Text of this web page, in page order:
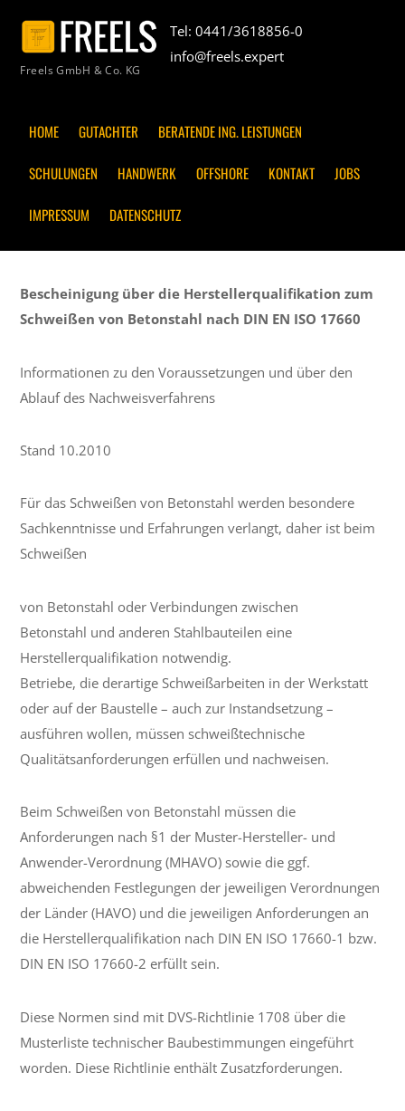
Freels GmbH & Co. KG
Tel: 0441/3618856-0
info@freels.expert
HOME GUTACHTER BERATENDE ING. LEISTUNGEN
SCHULUNGEN HANDWERK OFFSHORE KONTAKT JOBS
IMPRESSUM DATENSCHUTZ
Bescheinigung über die Herstellerqualifikation zum
Schweißen von Betonstahl nach DIN EN ISO 17660
Informationen zu den Voraussetzungen und über den
Ablauf des Nachweisverfahrens
Stand 10.2010
Für das Schweißen von Betonstahl werden besondere
Sachkenntnisse und Erfahrungen verlangt, daher ist beim
Schweißen
von Betonstahl oder Verbindungen zwischen
Betonstahl und anderen Stahlbauteilen eine
Herstellerqualifikation notwendig.
Betriebe, die derartige Schweißarbeiten in der Werkstatt
oder auf der Baustelle – auch zur Instandsetzung –
ausführen wollen, müssen schweißtechnische
Qualitätsanforderungen erfüllen und nachweisen.
Beim Schweißen von Betonstahl müssen die
Anforderungen nach §1 der Muster-Hersteller- und
Anwender-Verordnung (MHAVO) sowie die ggf.
abweichenden Festlegungen der jeweiligen Verordnungen
der Länder (HAVO) und die jeweiligen Anforderungen an
die Herstellerqualifikation nach DIN EN ISO 17660-1 bzw.
DIN EN ISO 17660-2 erfüllt sein.
Diese Normen sind mit DVS-Richtlinie 1708 über die
Musterliste technischer Baubestimmungen eingeführt
worden. Diese Richtlinie enthält Zusatzforderungen.